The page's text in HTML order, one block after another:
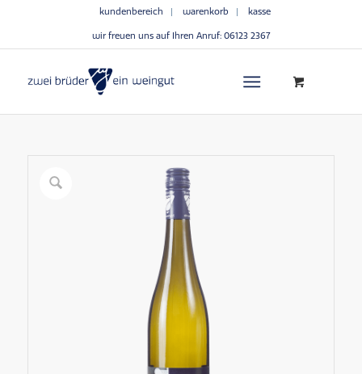
kundenbereich warenkorb kasse
wir freuen uns auf Ihren Anruf: 06123 2367